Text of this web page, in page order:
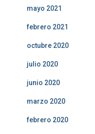
mayo 2021
febrero 2021
octubre 2020
julio 2020
junio 2020
marzo 2020
febrero 2020